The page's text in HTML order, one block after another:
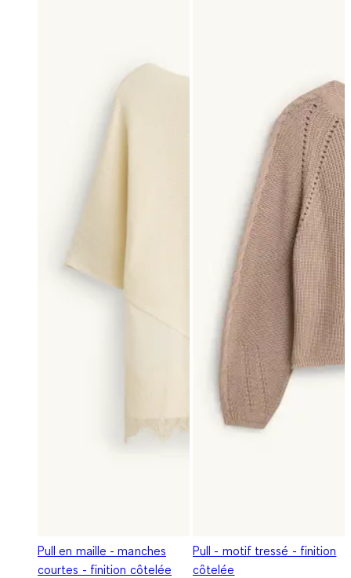
Pull en maille - manches
courtes - finition côtelée
Pull - motif tressé - finition
côtelée